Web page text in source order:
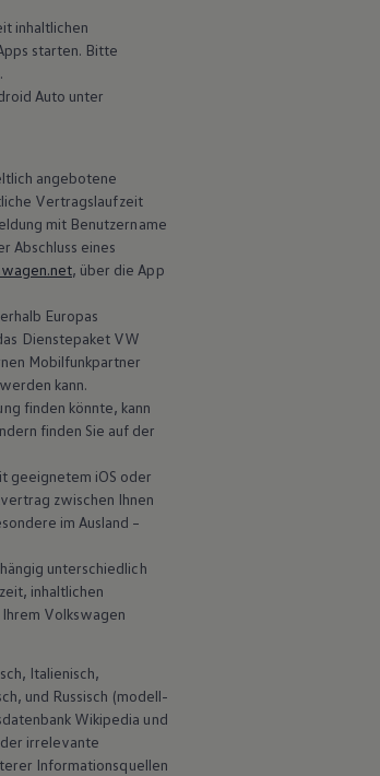
inhaltlichen
starten. Bitte
Auto unter
angebotene
Vertragslaufzeit
mit Benutzername
Abschluss eines
, über die App
Europas
Dienstepaket VW
Mobilfunkpartner
kann.
finden könnte, kann
finden Sie auf der
geeignetem iOS oder
zwischen Ihnen
im Ausland –
unterschiedlich
inhaltlichen
Volkswagen
Italienisch,
und Russisch (modell-
Wikipedia und
irrelevante
Informationsquellen